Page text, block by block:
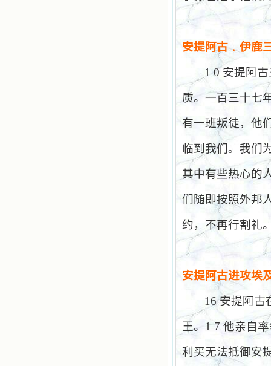
安提阿古﹒ 伊鹿
1 0 安提阿
质。一百三十七
有一班叛徒，他
临到我们。我们
其中有些热心的
们随即按照外邦
约，不再行割礼
安提阿古进攻埃
16安提阿古
王。 1 7 他亲自
利买无法抵御安